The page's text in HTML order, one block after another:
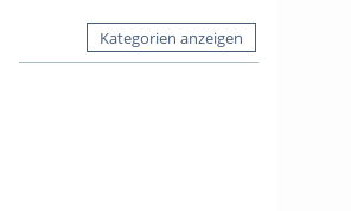
Kategorien anzeigen